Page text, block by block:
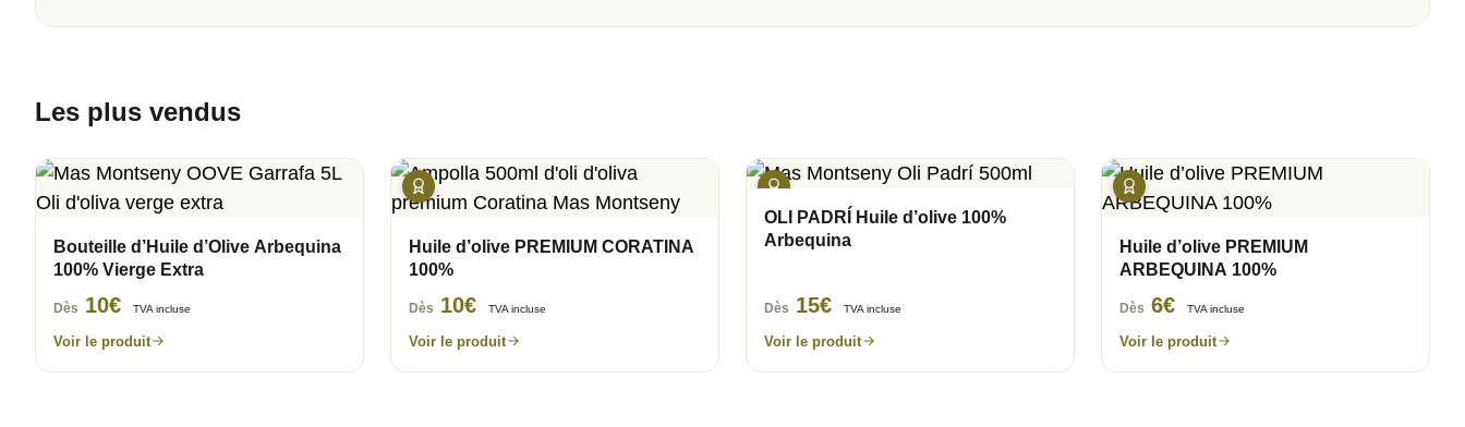
Les plus vendus
Bouteille d’Huile d’Olive Arbequina
100% Vierge Extra
Dès 10€ TVA incluse
Voir le produit
Huile d’olive PREMIUM CORATINA
100%
Dès 10€ TVA incluse
Voir le produit
OLI PADRÍ Huile d’olive 100%
Arbequina
Dès 15€ TVA incluse
Voir le produit
Huile d’olive PREMIUM
ARBEQUINA 100%
Dès 6€ TVA incluse
Voir le produit